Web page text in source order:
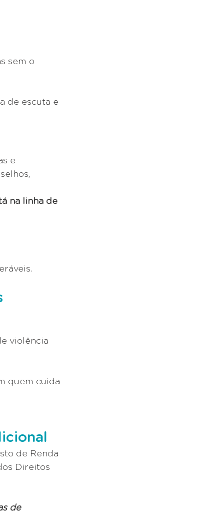
sem o
de escuta e
e
na linha de
violência
quem cuida
de Renda
Direitos
de